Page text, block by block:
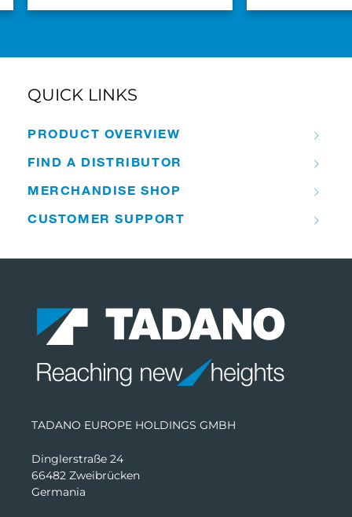
QUICK LINKS
PRODUCT OVERVIEW
FIND A DISTRIBUTOR
MERCHANDISE SHOP
CUSTOMER SUPPORT
TADANO EUROPE HOLDINGS GMBH
Dinglerstraße 24
66482 Zweibrücken
Germania